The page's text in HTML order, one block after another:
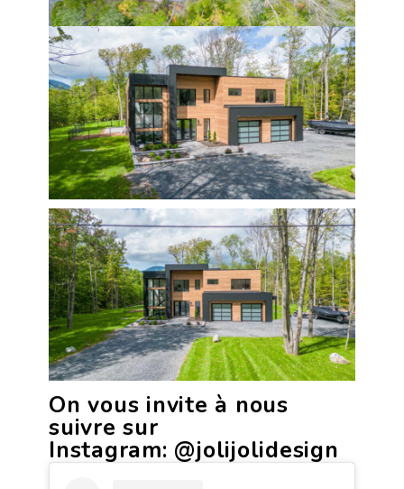
On vous invite à nous
suivre sur
Instagram: @jolijolidesign